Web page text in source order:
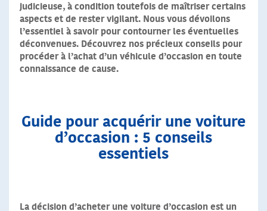
judicieuse, à condition toutefois de maîtriser certains
aspects et de rester vigilant. Nous vous dévoilons
l’essentiel à savoir pour contourner les éventuelles
déconvenues. Découvrez nos précieux conseils pour
procéder à l’achat d’un véhicule d’occasion en toute
connaissance de cause.
Guide pour acquérir une voiture
d’occasion : 5 conseils
essentiels
La décision d’acheter une voiture d’occasion est un